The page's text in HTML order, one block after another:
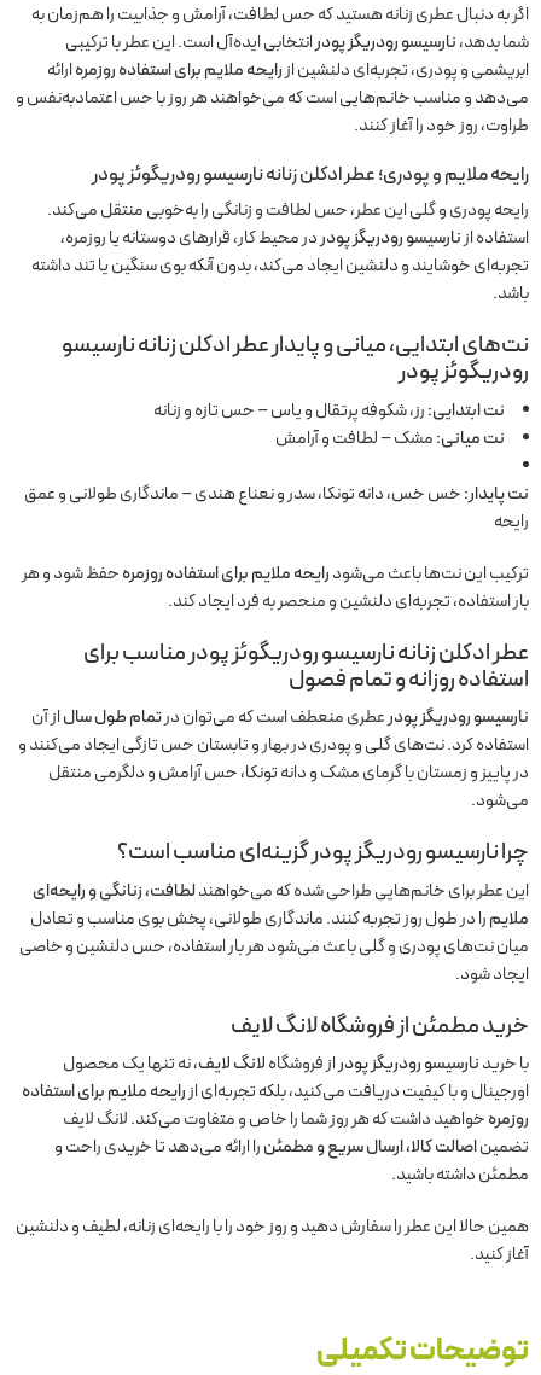
اگر به دنبال عطری زنانه هستید که حس لطافت، آرامش و جذابیت را هم‌زمان به
شما بدهد،نارسیسو رودریگز پودرانتخابی ایده‌آل است. این عطر با ترکیبی
ابریشمی و پودری، تجربه‌ای دلنشین ازرایحه ملایم برای استفاده روزمرهارائه
می‌دهد و مناسب خانم‌هایی است که می‌خواهند هر روز با حس اعتمادبه‌نفس و
طراوت، روز خود را آغاز کنند.
رایحه ملایم و پودری؛ عطر ادکلن زنانه نارسیسو رودریگوئز پودر
رایحه پودری و گلی این عطر، حس لطافت و زنانگی را به‌خوبی منتقل می‌کند.
استفاده ازنارسیسو رودریگز پودردر محیط کار، قرارهای دوستانه یا روزمره،
تجربه‌ای خوشایند و دلنشین ایجاد می‌کند، بدون آنکه بوی سنگین یا تند داشته
باشد.
نت‌های ابتدایی، میانی و پایدار عطر ادکلن زنانه نارسیسو
رودریگوئز پودر
نت ابتدایی:رز، شکوفه پرتقال و یاس – حس تازه و زنانه
نت میانی:مشک – لطافت و آرامش
نت پایدار:خس خس، دانه تونکا، سدر و نعناع هندی – ماندگاری طولانی و عمق
رایحه
ترکیب این نت‌ها باعث می‌شودرایحه ملایم برای استفاده روزمرهحفظ شود و هر
بار استفاده، تجربه‌ای دلنشین و منحصر به فرد ایجاد کند.
عطر ادکلن زنانه نارسیسو رودریگوئز پودر مناسب برای
استفاده روزانه و تمام فصول
نارسیسو رودریگز پودرعطری منعطف است که می‌توان درتمام طول سالاز آن
استفاده کرد. نت‌های گلی و پودری در بهار و تابستان حس تازگی ایجاد می‌کنند و
در پاییز و زمستان با گرمای مشک و دانه تونکا، حس آرامش و دلگرمی منتقل
می‌شود.
چرا نارسیسو رودریگز پودر گزینه‌ای مناسب است؟
این عطر برای خانم‌هایی طراحی شده که می‌خواهندلطافت، زنانگی و رایحه‌ای
ملایمرا در طول روز تجربه کنند. ماندگاری طولانی، پخش بوی مناسب و تعادل
میان نت‌های پودری و گلی باعث می‌شود هر بار استفاده، حس دلنشین و خاصی
ایجاد شود.
خرید مطمئن از فروشگاه لانگ لایف
با خریدنارسیسو رودریگز پودراز فروشگاهلانگ لایف، نه تنها یک محصول
اورجینال و با کیفیت دریافت می‌کنید، بلکه تجربه‌ای ازرایحه ملایم برای استفاده
روزمرهخواهید داشت که هر روز شما را خاص و متفاوت می‌کند. لانگ لایف
تضمیناصالت کالا، ارسال سریع و مطمئنرا ارائه می‌دهد تا خریدی راحت و
مطمئن داشته باشید.
همین حالا این عطر را سفارش دهید و روز خود را با رایحه‌ای زنانه، لطیف و دلنشین
آغاز کنید.
توضیحات تکمیلی